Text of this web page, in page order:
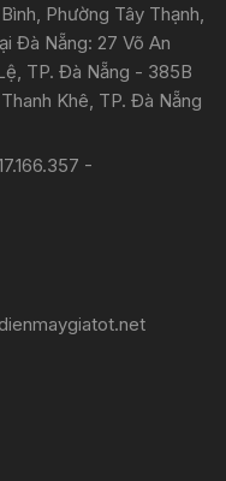
Phường Tây Thạnh,
Đà Nẵng: 27 Võ An
TP. Đà Nẵng - 385B
Khê, TP. Đà Nẵng
-